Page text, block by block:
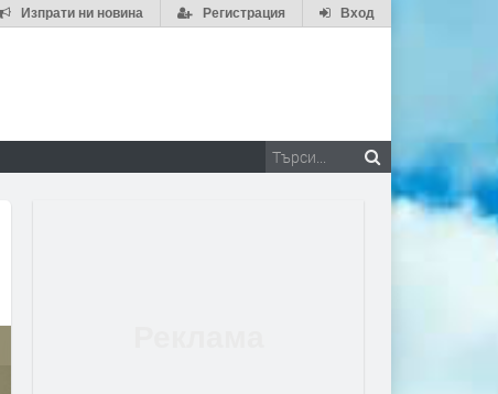
Вход
Регистрация
Изпрати ни новина